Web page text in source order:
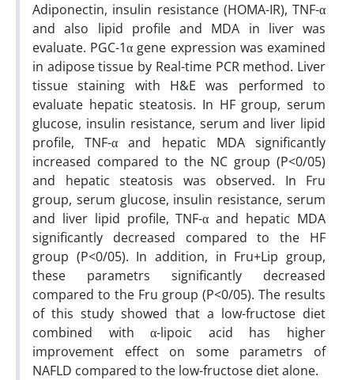
Adiponectin, insulin resistance (HOMA-IR), TNF-α
and also lipid profile and MDA in liver was
evaluate. PGC-1α gene expression was examined
in adipose tissue by Real-time PCR method. Liver
tissue staining with H&E was performed to
evaluate hepatic steatosis. In HF group, serum
glucose, insulin resistance, serum and liver lipid
profile, TNF-α and hepatic MDA significantly
increased compared to the NC group (P<0/05)
and hepatic steatosis was observed. In Fru
group, serum glucose, insulin resistance, serum
and liver lipid profile, TNF-α and hepatic MDA
significantly decreased compared to the HF
group (P<0/05). In addition, in Fru+Lip group,
these parametrs significantly decreased
compared to the Fru group (P<0/05). The results
of this study showed that a low-fructose diet
combined with α-lipoic acid has higher
improvement effect on some parametrs of
NAFLD compared to the low-fructose diet alone.